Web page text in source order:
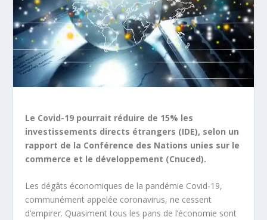
Le Covid-19 pourrait réduire de 15% les
investissements directs étrangers (IDE), selon un
rapport de la Conférence des Nations unies sur le
commerce et le développement (Cnuced).
Les dégâts économiques de la pandémie Covid-19,
communément appelée coronavirus, ne cessent
d’empirer. Quasiment tous les pans de l’économie sont